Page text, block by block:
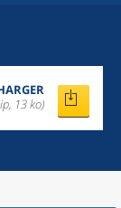
13 ko)